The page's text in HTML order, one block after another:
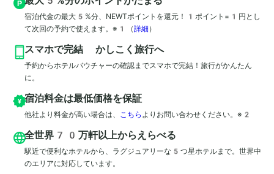
宿泊代金の最大5%分、NEWTポイントを還元！1ポイント=1円とし
て次回の予約で使えます。※1
（詳細 ）
スマホで完結 かしこく旅行へ
予約からホテルバウチャーの確認までスマホで完結！旅行がかんたん
に。
宿泊料金は最低価格を保証
他社より料金が高い場合は、 こちら よりお問い合わせください。※2
全世界70万軒以上からえらべる
駅近で便利なホテルから、ラグジュアリーな5つ星ホテルまで。世界中
のエリアに対応しています。